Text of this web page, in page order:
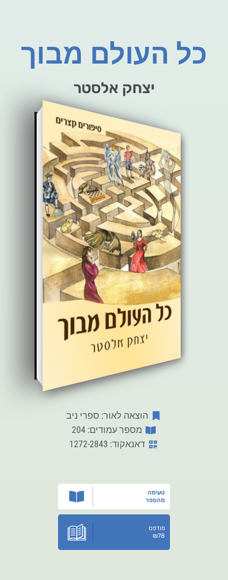
כל העולם מבוך
יצחק אלסטר
הוצאה לאור: ספרי ניב
מספר עמודים: 204
דאנאקוד: 1272-2843
טעימה
מהספר
מודפס
₪78